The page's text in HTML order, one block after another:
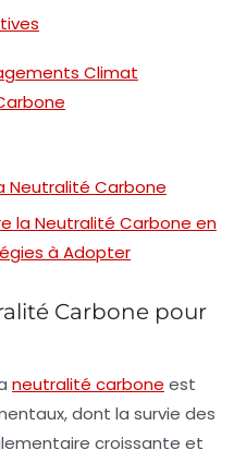
Climat
Neutralité Carbone
la Neutralité Carbone en
à Adopter
Carbone pour
neutralité carbone est
dont la survie des
croissante et